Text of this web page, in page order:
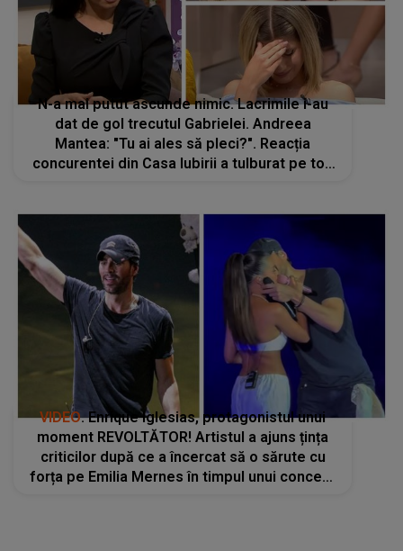
N-a mai putut ascunde nimic. Lacrimile i-au
dat de gol trecutul Gabrielei. Andreea
Mantea: "Tu ai ales să pleci?". Reacția
concurentei din Casa Iubirii a tulburat pe toți
VIDEO. Enrique Iglesias, protagonistul unui
moment REVOLTĂTOR! Artistul a ajuns țința
criticilor după ce a încercat să o sărute cu
forța pe Emilia Mernes în timpul unui concert: